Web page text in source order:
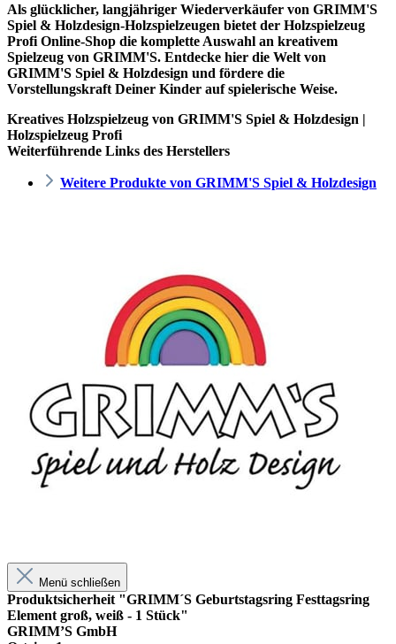
Als glücklicher, langjähriger Wiederverkäufer von GRIMM'S
Spiel & Holzdesign-Holzspielzeugen bietet der Holzspielzeug
Profi Online-Shop die komplette Auswahl an kreativem
Spielzeug von GRIMM'S. Entdecke hier die Welt von
GRIMM'S Spiel & Holzdesign und fördere die
Vorstellungskraft Deiner Kinder auf spielerische Weise.
Kreatives Holzspielzeug von GRIMM'S Spiel & Holzdesign |
Holzspielzeug Profi
Weiterführende Links des Herstellers
Weitere Produkte von GRIMM'S Spiel & Holzdesign
Menü schließen
Produktsicherheit "GRIMM´S Geburtstagsring Festtagsring
Element groß, weiß - 1 Stück"
GRIMM’S GmbH